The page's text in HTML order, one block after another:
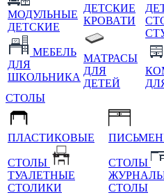
МОДУЛЬНЫЕ
ДЕТСКИЕ
МЕБЕЛЬ
ДЛЯ
ШКОЛЬНИКА
ДЕТСКИЕ
КРОВАТИ
МАТРАСЫ
ДЛЯ
ДЕТЕЙ
СТОЛЫ
ПЛАСТИКОВЫЕ
СТОЛЫ
ТУАЛЕТНЫЕ
СТОЛИКИ
СТОЛЫ
СТОЛЫ